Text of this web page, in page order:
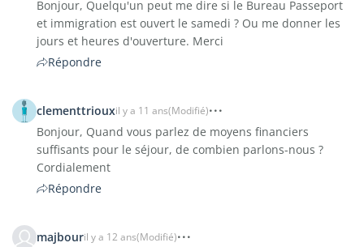
Bonjour, Quelqu'un peut me dire si le Bureau Passeport
et immigration est ouvert le samedi ? Ou me donner les
jours et heures d'ouverture. Merci
Répondre
clementtriouxil y a 11 ans(Modifié)
Bonjour, Quand vous parlez de moyens financiers
suffisants pour le séjour, de combien parlons-nous ?
Cordialement
Répondre
majbouril y a 12 ans(Modifié)